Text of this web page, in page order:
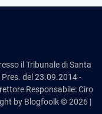
il Tribunale di Santa
del 23.09.2014 -
Responsabile: Ciro
by Blogfoolk © 2026 |